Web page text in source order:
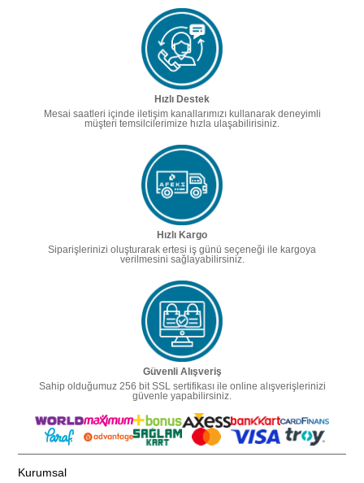
Hızlı Destek
Mesai saatleri içinde iletişim kanallarımızı kullanarak deneyimli
müşteri temsilcilerimize hızla ulaşabilirisiniz.
Hızlı Kargo
Siparişlerinizi oluşturarak ertesi iş günü seçeneği ile kargoya
verilmesini sağlayabilirsiniz.
Güvenli Alışveriş
Sahip olduğumuz 256 bit SSL sertifikası ile online alışverişlerinizi
güvenle yapabilirsiniz.
Kurumsal